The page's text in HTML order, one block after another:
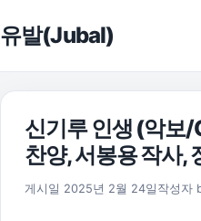
유발(Jubal)
신기루 인생 (악보
찬양, 서봉용 작사,
게시일 2025년 2월 24일 2025년
작성자